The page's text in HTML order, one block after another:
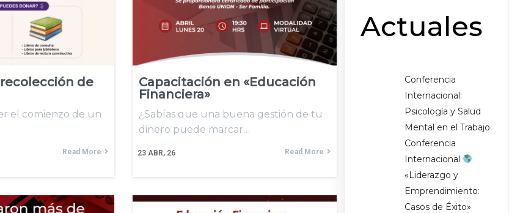
de
el comienzo de un
Read More
Capacitación en «Educación
Financiera»
23 ABR, 26
¿Sabías que una buena gestión de tu
dinero puede marcar…
Read More
Actuales
Conferencia
Internacional:
Psicología y Salud
Mental en el Trabajo
Conferencia
Internacional
«Liderazgo y
Emprendimiento:
Casos de Éxito»